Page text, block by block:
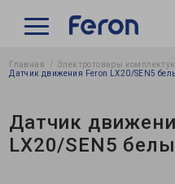
Главная Электротовары
Датчик движения Feron LX20/SEN5
Датчик
LX20/SEN5